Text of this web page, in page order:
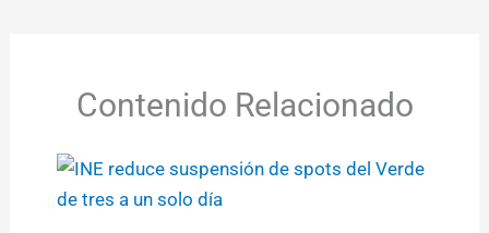
Contenido Relacionado